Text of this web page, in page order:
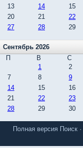
13
14 15
20
21 22
27
28 29
Сентябрь 2026
П
В С
1
2
7
8 9
14
15 16
21
22 23
28
29 30
Полная версия Поиск ·